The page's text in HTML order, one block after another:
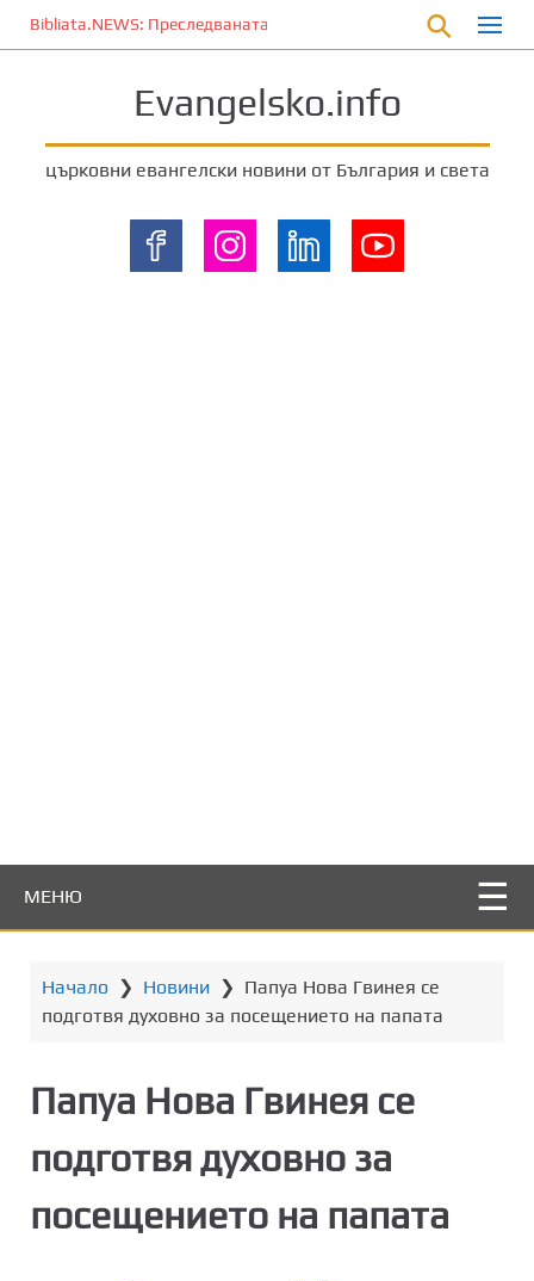
е
Bibliata.NEWS: Преследваната църква [4 декември 2025]
Evangelsko.info
църковни евангелски новини от България и света
МЕНЮ
Начало ❯ Новини ❯ Папуа Нова Гвинея се
подготвя духовно за посещението на папата
Папуа Нова Гвинея се
подготвя духовно за
посещението на папата